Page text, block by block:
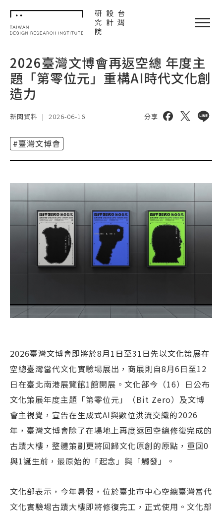
TDRI
單
2026臺灣文博會再返空總 年度主
題「第零位元」重構AI時代文化創
造力
新聞資料 | 2026-06-16 分享 分享到分享到
分享
#臺灣文博會
2026臺灣文博會即將於8月1日至31日先以文化策展在
空總臺灣當代文化實驗場展出，商展則自8月6日至12
日在臺北南港展覽館1館開展。文化部今（16）日公布
文化策展年度主題「第零位元」（Bit Zero）及文博
會主視覺，宣告在生成式AI與數位洪流交織的2026
年，臺灣文博會除了在場地上再度返回空總修復完成的
古蹟大樓，整體策劃更將回歸文化原創的原點，重回0
與1誕生前，最原始的「起念」與「觸發」。
文化部表示，今年暑假，位於臺北市中心空總臺灣當代
文化實驗場古蹟大樓即將修復完工，正式使用。文化部